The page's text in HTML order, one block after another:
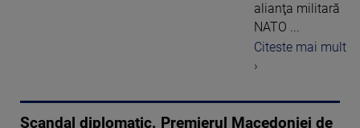
alianţa militară
NATO ...
Citeste mai mult
›
Scandal diplomatic. Premierul Macedoniei de